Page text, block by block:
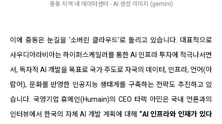
중동 지역 내 데이터센터 - AI 생성 이미지 (gemini)
이에 중동은 눈길을 ‘소버린 클라우드’로 돌리고 있습니다. 대표적으로
사우디아라비아는 하이퍼스케일러를 통한 AI 인프라 투자에 적극나서면
서, 독자적 AI 개발을 목표로 국가 주도로 자국의 데이터, 인프라, 언어(아
랍어), 문화를 반영한 인공지능 생태계를 구축하는 전략도 추진하고 있
습니다. 국영기업 휴메인(Humain)의 CEO 타렉 아민은 국내 언론과의
인터뷰에서 한국의 자체 AI 개발 계획에 대해 “AI 인프라와 인재가 있다